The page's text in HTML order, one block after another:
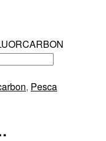
, Pesca